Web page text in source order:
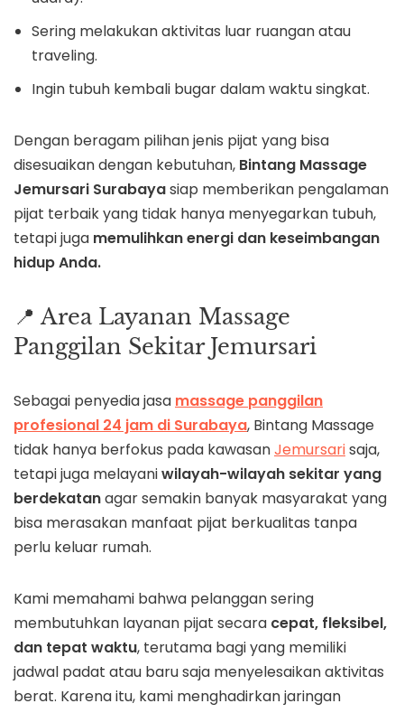
Sering melakukan aktivitas luar ruangan atau
traveling.
Ingin tubuh kembali bugar dalam waktu singkat.
Dengan beragam pilihan jenis pijat yang bisa
disesuaikan dengan kebutuhan, Bintang Massage
Jemursari Surabayasiap memberikan pengalaman
pijat terbaik yang tidak hanya menyegarkan tubuh,
tetapi juga memulihkan energi dan keseimbangan
hidup Anda.
📍 Area Layanan Massage
Panggilan Sekitar Jemursari
Sebagai penyedia jasa massage panggilan
profesional 24 jam di Surabaya, Bintang Massage
tidak hanya berfokus pada kawasanJemursarisaja,
tetapi juga melayaniwilayah-wilayah sekitar yang
berdekatanagar semakin banyak masyarakat yang
bisa merasakan manfaat pijat berkualitas tanpa
perlu keluar rumah.
Kami memahami bahwa pelanggan sering
membutuhkan layanan pijat secara cepat, fleksibel,
dan tepat waktu, terutama bagi yang memiliki
jadwal padat atau baru saja menyelesaikan aktivitas
berat. Karena itu, kami menghadirkan jaringan